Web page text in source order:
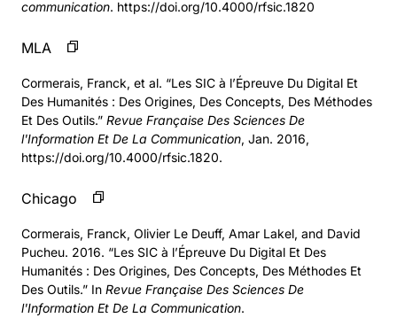
communication. https://doi.org/10.4000/rfsic.1820
MLA
Cormerais, Franck, et al. “Les SIC à l’Épreuve Du Digital Et
Des Humanités : Des Origines, Des Concepts, Des Méthodes
Et Des Outils.” Revue Française Des Sciences De
l'Information Et De La Communication, Jan. 2016,
https://doi.org/10.4000/rfsic.1820.
Chicago
Cormerais, Franck, Olivier Le Deuff, Amar Lakel, and David
Pucheu. 2016. “Les SIC à l’Épreuve Du Digital Et Des
Humanités : Des Origines, Des Concepts, Des Méthodes Et
Des Outils.” In Revue Française Des Sciences De
l'Information Et De La Communication.